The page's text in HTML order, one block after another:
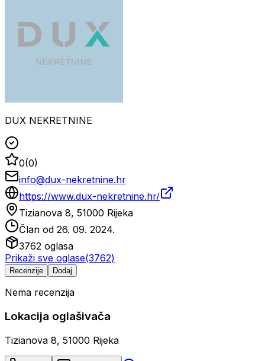
DUX NEKRETNINE
0(0)
info@dux-nekretnine.hr
https://www.dux-nekretnine.hr/
Tizianova 8, 51000 Rijeka
Član od 26. 09. 2024.
3762 oglasa
Prikaži sve oglase(3762)
Recenzije Dodaj
Nema recenzija
Lokacija oglašivača
Tizianova 8, 51000 Rijeka